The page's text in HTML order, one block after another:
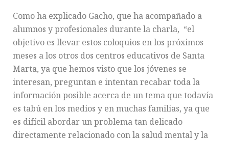
Como ha explicado Gacho, que ha acompañado a
alumnos y profesionales durante la charla, “el
objetivo es llevar estos coloquios en los próximos
meses a los otros dos centros educativos de Santa
Marta, ya que hemos visto que los jóvenes se
interesan, preguntan e intentan recabar toda la
información posible acerca de un tema que todavía
es tabú en los medios y en muchas familias, ya que
es difícil abordar un problema tan delicado
directamente relacionado con la salud mental y la